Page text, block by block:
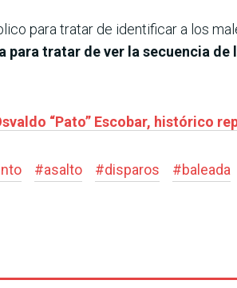
para tratar de identificar a los
para tratar de ver la secuencia
“Pato” Escobar, histórico
#asalto #disparos #baleada